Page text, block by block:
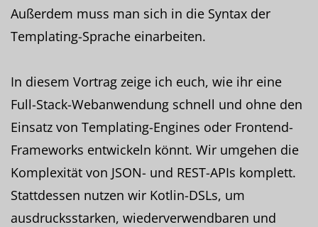
Außerdem muss man sich in die Syntax der
Templating-Sprache einarbeiten.
In diesem Vortrag zeige ich euch, wie ihr eine
Full-Stack-Webanwendung schnell und ohne den
Einsatz von Templating-Engines oder Frontend-
Frameworks entwickeln könnt. Wir umgehen die
Komplexität von JSON- und REST-APIs komplett.
Stattdessen nutzen wir Kotlin-DSLs, um
ausdrucksstarken, wiederverwendbaren und